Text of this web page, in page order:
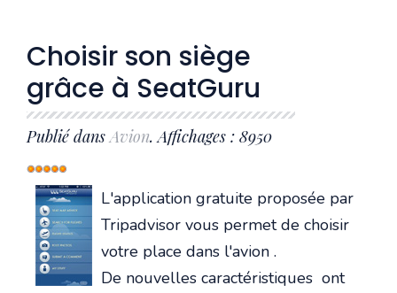
Choisir son siège
grâce à SeatGuru
Publié dansAvion. Affichages : 8950
Vote
utilisateur: 5/5
L'application gratuite proposée par
Tripadvisor vous permet de choisir
votre place dans l'avion .
De nouvelles caractéristiques ont